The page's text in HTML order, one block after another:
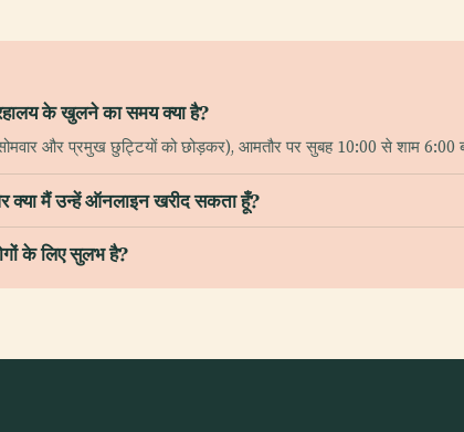
के खुलने का समय क्या है?
और प्रमुख छुट्टियों को छोड़कर), आमतौर पर सुबह 10:00 से शाम 6:00
क्या मैं उन्हें ऑनलाइन खरीद सकता हूँ?
के लिए सुलभ है?